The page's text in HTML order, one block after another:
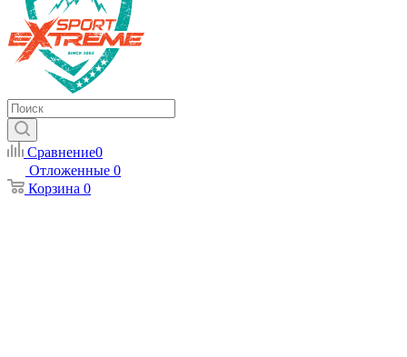
Сравнение0
Отложенные 0
Корзина 0